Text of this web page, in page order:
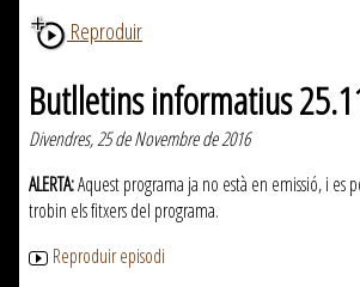
Reproduir
Butlletins informatius
Divendres, 25 de Novembre de 2016
ALERTA:Aquest programa ja no està en emissió, i es
trobin els fitxers del programa.
Reproduir episodi